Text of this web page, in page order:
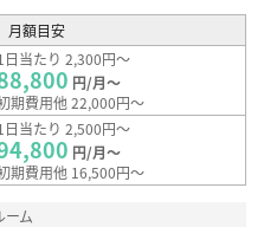
月額目安
日当たり 2,300円～
円/月～
期費用他 22,000円～
日当たり 2,500円～
円/月～
期費用他 16,500円～
ーム